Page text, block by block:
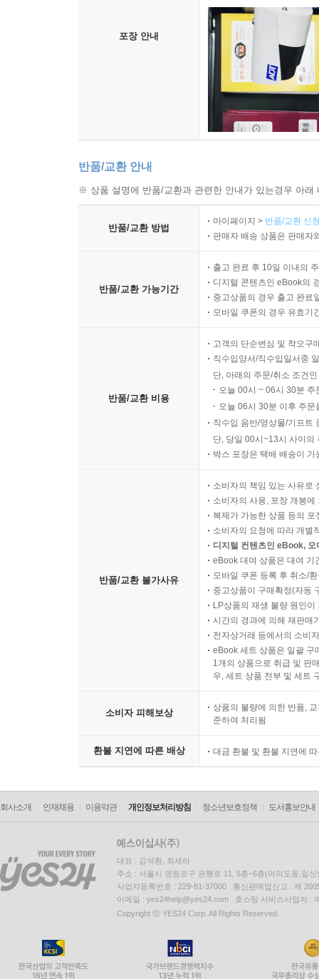
포장 안내
반품/교환 안내
※ 상품 설명에 반품/교환과 관련한 안내가 있는경우 아
반품/교환 방법
마이페이지 > 반품/교환 신
판매자 배송 상품은 판매자
반품/교환 가능기간
출고 완료 후 10일 이내의
디지털 콘텐츠인 eBook의
중고상품의 경우 출고 완료
모바일 쿠폰의 경우 유효기
반품/교환 비용
고객의 단순변심 및 착오구
직수입양서/직수입일서중
단, 아래의 주문/취소 조건
오늘 00시 ~ 06시 30분
오늘 06시 30분 이후 주
직수입 음반/영상물/기프트
단, 당일 00시~13시 사이의
박스 포장은 택배 배송이
반품/교환 불가사유
소비자의 책임 있는 사유로
소비자의 사용, 포장 개봉
복제가 가능한 상품 등의
소비자의 요청에 따라 개별
디지털 컨텐츠인 eBook,
eBook 대여 상품은 대여 기
모바일 쿠폰 등록 후 취소/
중고상품이 구매확정(자동
LP상품의 재생 불량 원인
시간의 경과에 의해 재판매
전자상거래 등에서의 소비
eBook 세트 상품은 일괄 구
1개의 상품으로 취급 및 판
우, 세트 상품 전부 및 세트
소비자 피해보상
상품의 불량에 의한 반품,
준하여 처리됨
환불 지연에 따른 배상 대금 환불 및 환불 지연에
회사소개 인재채용 이용약관 개인정보처리방침 청소년보호정책 도서홍보안내
대표 : 김석환, 최세라
주소 : 서울시 영등포구 은행로 11, 5층~6층(여의도동,일신
사업자등록번호 : 229-81-37000 통신판매업신고 : 제
이메일 : yes24help@yes24.com 호스팅 서비스사업자 :
Copyright ⓒ YES24 Corp. All Rights Reserved.